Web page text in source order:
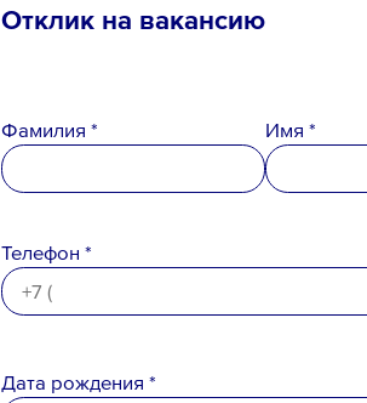
Телефон *
Вопрос *
Отклик на вакансию
Фамилия * Имя *
Телефон *
Дата рождения *